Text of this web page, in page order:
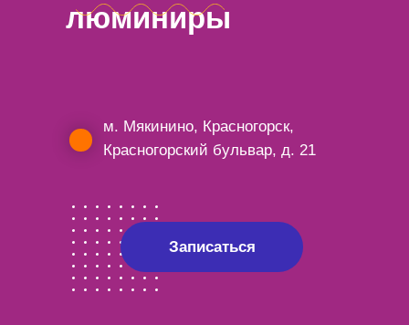
люминиры
м. Мякинино, Красногорск,
Красногорский бульвар, д. 21
Записаться